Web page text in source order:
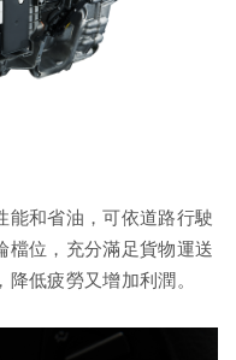
能和省油，可依道路行駛
檔位，充分滿足貨物運送
低疲勞又增加利潤。